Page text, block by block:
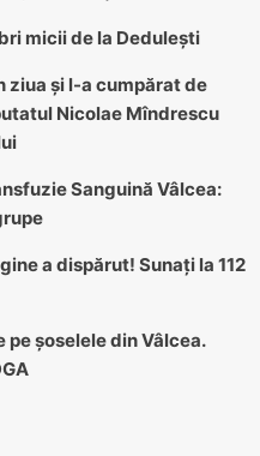
micii de la Dedulești
ziua și l-a cumpărat de
Nicolae Mîndrescu
Sanguină Vâlcea:
a dispărut! Sunați la 112
pe șoselele din Vâlcea.